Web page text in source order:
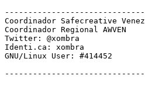
Coordinador Safecreative
Coordinador Regional AWVEN
Twitter: @xombra
Identi.ca: xombra
GNU/Linux User: #414452